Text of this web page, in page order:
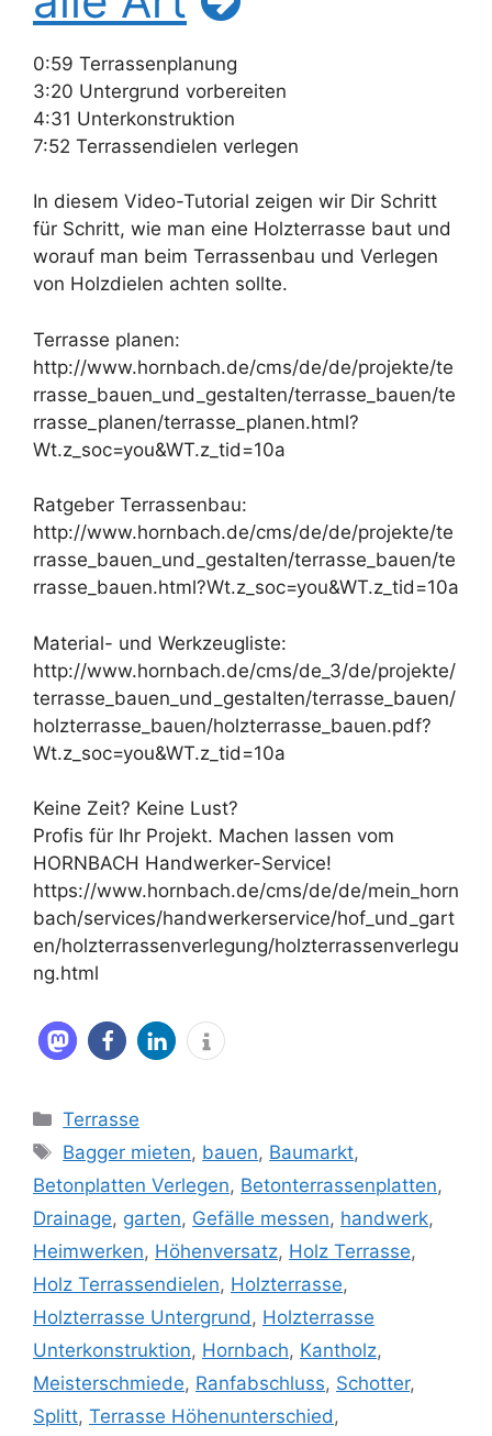
0:59 Terrassenplanung
3:20 Untergrund vorbereiten
4:31 Unterkonstruktion
7:52 Terrassendielen verlegen
In diesem Video-Tutorial zeigen wir Dir Schritt
für Schritt, wie man eine Holzterrasse baut und
worauf man beim Terrassenbau und Verlegen
von Holzdielen achten sollte.
Terrasse planen:
http://www.hornbach.de/cms/de/de/projekte/te
rrasse_bauen_und_gestalten/terrasse_bauen/te
rrasse_planen/terrasse_planen.html?
Wt.z_soc=you&WT.z_tid=10a
Ratgeber Terrassenbau:
http://www.hornbach.de/cms/de/de/projekte/te
rrasse_bauen_und_gestalten/terrasse_bauen/te
rrasse_bauen.html?Wt.z_soc=you&WT.z_tid=10a
Material- und Werkzeugliste:
http://www.hornbach.de/cms/de_3/de/projekte/
terrasse_bauen_und_gestalten/terrasse_bauen/
holzterrasse_bauen/holzterrasse_bauen.pdf?
Wt.z_soc=you&WT.z_tid=10a
Keine Zeit? Keine Lust?
Profis für Ihr Projekt. Machen lassen vom
HORNBACH Handwerker-Service!
https://www.hornbach.de/cms/de/de/mein_horn
bach/services/handwerkerservice/hof_und_gart
en/holzterrassenverlegung/holzterrassenverlegu
ng.html
Kategorien
Terrasse
Schlagwörter
Bagger mieten, bauen, Baumarkt,
Betonplatten Verlegen, Betonterrassenplatten,
Drainage, garten, Gefälle messen, handwerk,
Heimwerken, Höhenversatz, Holz Terrasse,
Holz Terrassendielen, Holzterrasse,
Holzterrasse Untergrund , Holzterrasse
Unterkonstruktion, Hornbach, Kantholz,
Meisterschmiede, Ranfabschluss, Schotter,
Splitt, Terrasse Höhenunterschied ,